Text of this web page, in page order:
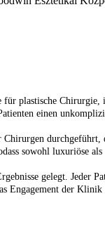
plastische
einen
sowohl luxuriöse
gelegt. Jeder
der